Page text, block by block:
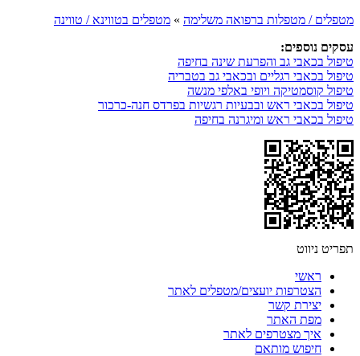
מטפלים / מטפלות ברפואה משלימה » מטפלים בטווינא / טווינה
עסקים נוספים:
טיפול בכאבי גב והפרעת שינה בחיפה
טיפול בכאבי רגליים ובכאבי גב בטבריה
טיפול קוסמטיקה ויופי באלפי מנשה
טיפול בכאבי ראש ובבעיות רגשיות בפרדס חנה-כרכור
טיפול בכאבי ראש ומיגרנה בחיפה
תפריט ניווט
ראשי
הצטרפות יועצים/מטפלים לאתר
יצירת קשר
מפת האתר
איך מצטרפים לאתר
חיפוש מותאם